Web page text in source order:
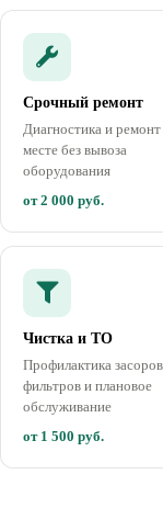
Срочный ремонт
Диагностика и ремонт
месте без вывоза
оборудования
от 2 000 руб.
Чистка и ТО
Профилактика
фильтров и плановое
обслуживание
от 1 500 руб.